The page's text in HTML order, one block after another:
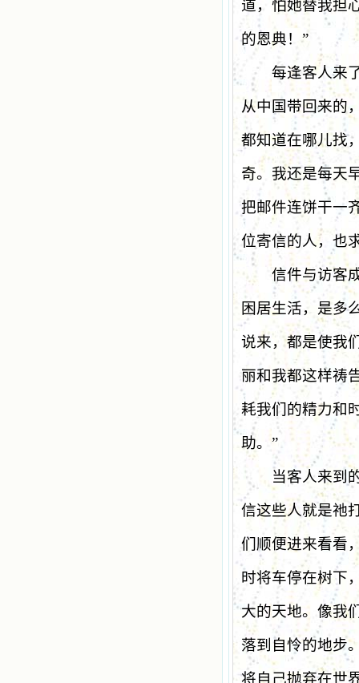
道，怕她替我担
的恩典！”
每逢客人来了
从中国带回来的
都知道在哪儿找
奇。我还是每天
把邮件连饼干一
位寄信的人，也
信件与访客成
困居生活，是多
说来，都是使我
丽和我都这样祷
耗我们的精力和
助。 ”
当客人来到的
信这些人就是祂
们顺便进来看看
时将车停在树下
大的天地。像我
落到自怜的地步
将自己抛弃在世